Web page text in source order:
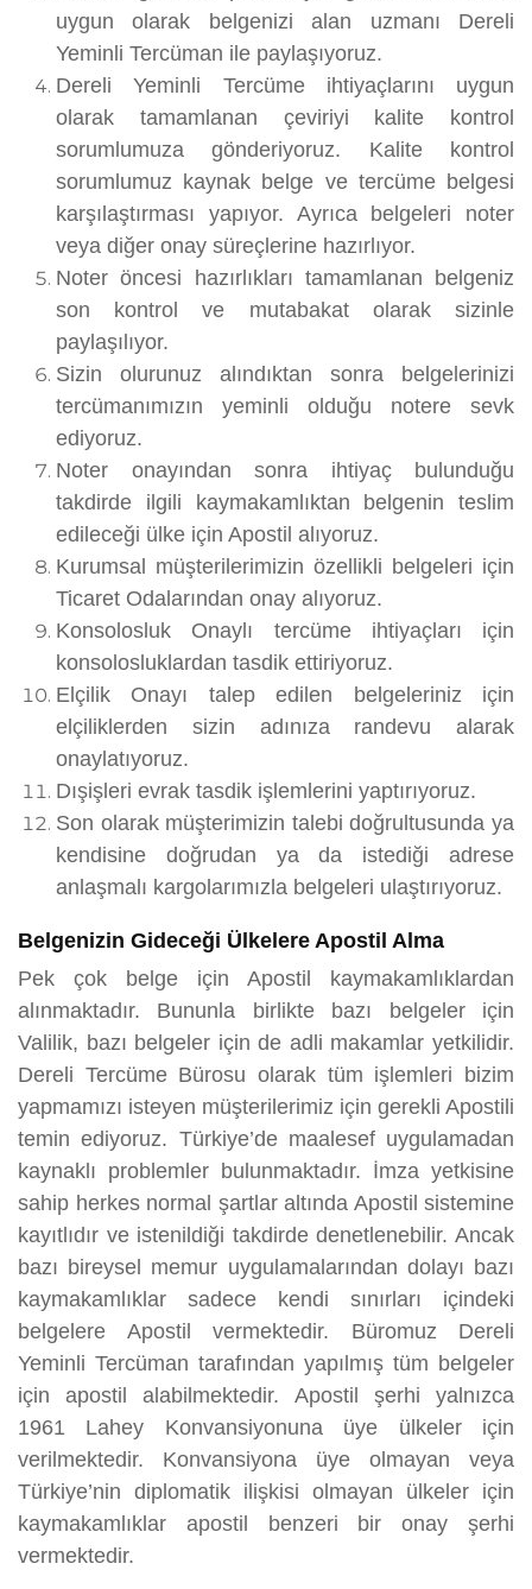
uygun olarak belgenizi alan uzmanı Dereli
Yeminli Tercüman ile paylaşıyoruz.
Dereli Yeminli Tercüme ihtiyaçlarını uygun
olarak tamamlanan çeviriyi kalite kontrol
sorumlumuza gönderiyoruz. Kalite kontrol
sorumlumuz kaynak belge ve tercüme belgesi
karşılaştırması yapıyor. Ayrıca belgeleri noter
veya diğer onay süreçlerine hazırlıyor.
Noter öncesi hazırlıkları tamamlanan belgeniz
son kontrol ve mutabakat olarak sizinle
paylaşılıyor.
Sizin olurunuz alındıktan sonra belgelerinizi
tercümanımızın yeminli olduğu notere sevk
ediyoruz.
Noter onayından sonra ihtiyaç bulunduğu
takdirde ilgili kaymakamlıktan belgenin teslim
edileceği ülke için Apostil alıyoruz.
Kurumsal müşterilerimizin özellikli belgeleri için
Ticaret Odalarından onay alıyoruz.
Konsolosluk Onaylı tercüme ihtiyaçları için
konsolosluklardan tasdik ettiriyoruz.
Elçilik Onayı talep edilen belgeleriniz için
elçiliklerden sizin adınıza randevu alarak
onaylatıyoruz.
Dışişleri evrak tasdik işlemlerini yaptırıyoruz.
Son olarak müşterimizin talebi doğrultusunda ya
kendisine doğrudan ya da istediği adrese
anlaşmalı kargolarımızla belgeleri ulaştırıyoruz.
Belgenizin Gideceği Ülkelere Apostil Alma
Pek çok belge için Apostil kaymakamlıklardan
alınmaktadır. Bununla birlikte bazı belgeler için
Valilik, bazı belgeler için de adli makamlar yetkilidir.
Dereli Tercüme Bürosu olarak tüm işlemleri bizim
yapmamızı isteyen müşterilerimiz için gerekli Apostili
temin ediyoruz. Türkiye’de maalesef uygulamadan
kaynaklı problemler bulunmaktadır. İmza yetkisine
sahip herkes normal şartlar altında Apostil sistemine
kayıtlıdır ve istenildiği takdirde denetlenebilir. Ancak
bazı bireysel memur uygulamalarından dolayı bazı
kaymakamlıklar sadece kendi sınırları içindeki
belgelere Apostil vermektedir. Büromuz Dereli
Yeminli Tercüman tarafından yapılmış tüm belgeler
için apostil alabilmektedir. Apostil şerhi yalnızca
1961 Lahey Konvansiyonuna üye ülkeler için
verilmektedir. Konvansiyona üye olmayan veya
Türkiye’nin diplomatik ilişkisi olmayan ülkeler için
kaymakamlıklar apostil benzeri bir onay şerhi
vermektedir.